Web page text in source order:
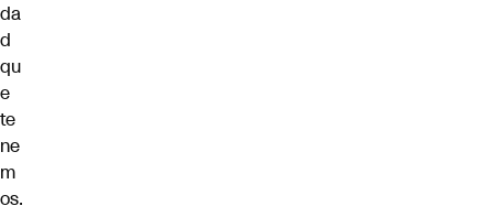
da
d
qu
e
te
ne
m
os.